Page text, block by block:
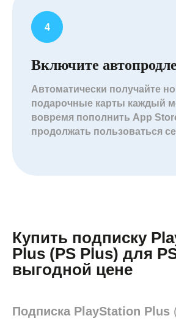
Включите
Автоматически получайте
подарочные карты каждый
вовремя пополнить App
продолжать пользоваться
Купить подписку
Plus (PS Plus) для
выгодной цене
Подписка PlayStation Plus